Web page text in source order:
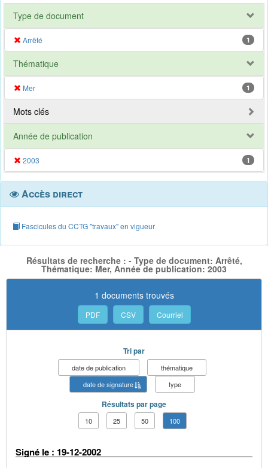
Type de document
Arrêté 1
Thématique
Mer 1
Mots clés
Année de publication
2003 1
Accès direct
Fascicules du CCTG "travaux" en vigueur
Résultats de recherche : - Type de document: Arrêté,
Thématique: Mer, Année de publication: 2003
1 documents trouvés
PDF CSV Courriel
Tri par
date de publication
thématique
date de signature
type
Résultats par page
10 25 50 100
Signé le : 19-12-2002